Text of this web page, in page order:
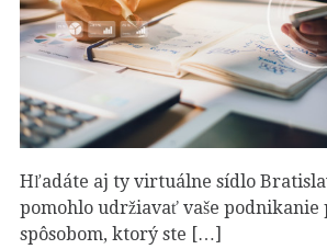
Hľadáte aj ty virtuálne sídlo
pomohlo udržiavať vaše podnikanie
spôsobom, ktorý ste […]